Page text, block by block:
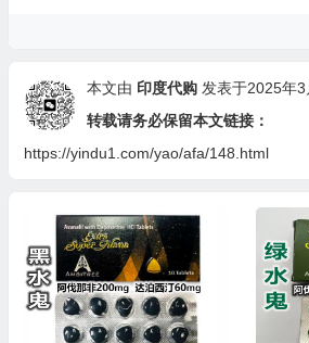
本文由 印度代购 发表于2025年
转载请务必保留本文链接：
https://yindu1.com/yao/afa/148.html